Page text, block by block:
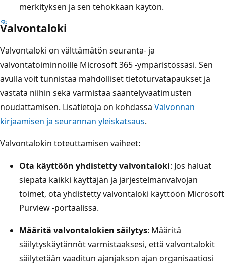
merkityksen ja sen tehokkaan käytön.
Valvontaloki
Valvontaloki on välttämätön seuranta- ja
valvontatoiminnoille Microsoft 365 -ympäristössäsi. Sen
avulla voit tunnistaa mahdolliset tietoturvatapaukset ja
vastata niihin sekä varmistaa sääntelyvaatimusten
noudattamisen. Lisätietoja on kohdassa Valvonnan
kirjaamisen ja seurannan yleiskatsaus.
Valvontalokin toteuttamisen vaiheet:
Ota käyttöön yhdistetty valvontaloki: Jos haluat
siepata kaikki käyttäjän ja järjestelmänvalvojan
toimet, ota yhdistetty valvontaloki käyttöön Microsoft
Purview -portaalissa.
Määritä valvontalokien säilytys: Määritä
säilytyskäytännöt varmistaaksesi, että valvontalokit
säilytetään vaaditun ajanjakson ajan organisaatiosi